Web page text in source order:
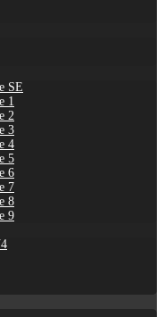
SE
1
2
3
4
5
6
7
8
9